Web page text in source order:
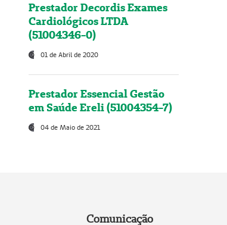
Prestador Decordis Exames
Cardiológicos LTDA
(51004346-0)
01 de Abril de 2020
Prestador Essencial Gestão
em Saúde Ereli (51004354-7)
04 de Maio de 2021
Comunicação